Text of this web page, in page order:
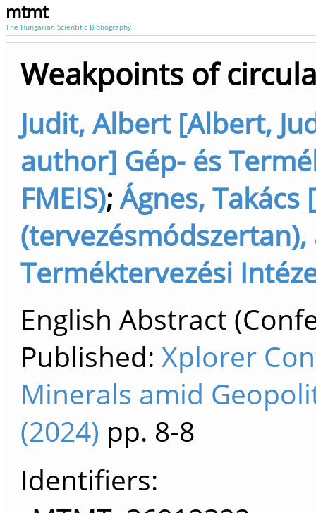
mtmt
The Hungarian Scientific Bibliography
Weakpoints of
Judit, Albert [Albert,
author] Gép- és
FMEIS);Ágnes, Takács
Terméktervezési
English Abstract
Published: Xplorer
Minerals amid
(2024) pp. 8-8
Identifiers